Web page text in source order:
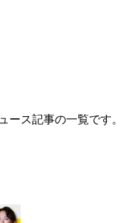
ース記事の一覧です